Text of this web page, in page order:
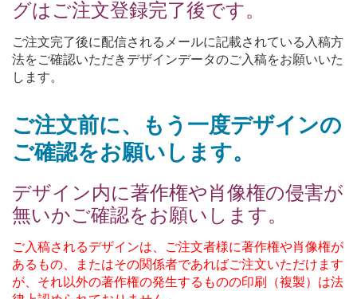
グはご注文登録完了後です。
ご注文完了後に配信されるメールに記載されている入稿方
法をご確認いただきデザインデータのご入稿をお願いいた
します。
ご注文前に、もう一度デザインの
ご確認をお願いします。
デザイン内に著作権や肖像権の侵害が
無いかご確認をお願いします。
ご入稿されるデザインは、ご注文者様に著作権や肖像権が
あるもの、またはその関係者であればご注文いただけます
が、それ以外の著作権の発生するものの印刷（複製）は法